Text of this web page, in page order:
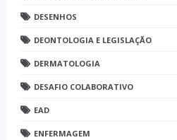
DESENHOS
DEONTOLOGIA E LEGISLAÇÃO
DERMATOLOGIA
DESAFIO COLABORATIVO
EAD
ENFERMAGEM